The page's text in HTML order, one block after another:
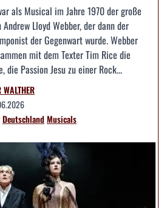
als Musical im Jahre 1970 der große
Lloyd Webber, der dann der
der Gegenwart wurde. Webber
mit dem Texter Tim Rice die
Passion Jesu zu einer Rock...
WALTHER
DeutschlandMusicals